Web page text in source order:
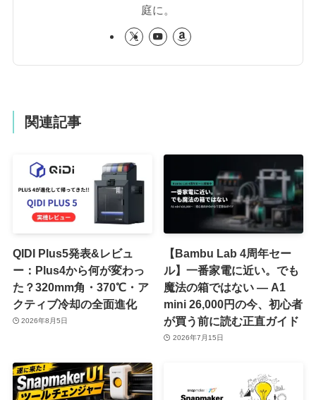
庭に。
関連記事
QIDI Plus5発表&レビュ
ー：Plus4から何が変わっ
た？320mm角・370℃・ア
クティブ冷却の全面進化
2026年8月5日
【Bambu Lab 4周年セー
ル】一番家電に近い。でも
魔法の箱ではない ― A1
mini 26,000円の今、初心者
が買う前に読む正直ガイド
2026年7月15日